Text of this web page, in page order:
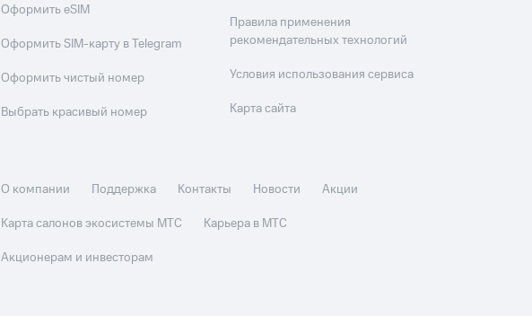
Оформить eSIM
Оформить SIM-карту в Telegram
Оформить чистый номер
Выбрать красивый номер
Правила применения
рекомендательных технологий
Условия использования сервиса
Карта сайта
О компании Поддержка Контакты Новости
Акции
Карта салонов экосистемы МТС
Карьера в МТС
Акционерам и инвесторам